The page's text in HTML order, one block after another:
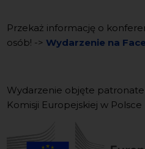
Przekaż informację o
osób! ->Wydarzenie na
Wydarzenie objęte
Komisji Europejskiej w Polsce